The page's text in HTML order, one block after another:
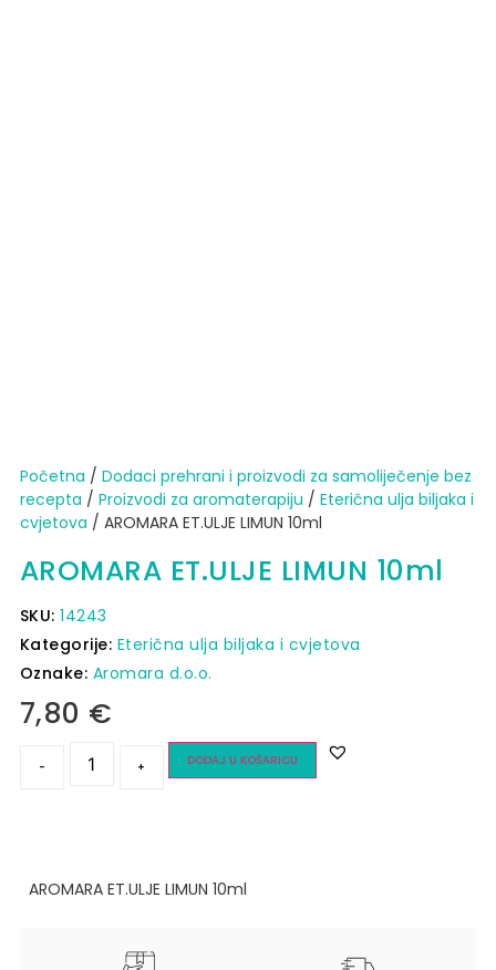
Početna / Dodaci prehrani i proizvodi za samoliječenje bez
recepta / Proizvodi za aromaterapiju / Eterična ulja biljaka i
cvjetova / AROMARA ET.ULJE LIMUN 10ml
AROMARA ET.ULJE LIMUN 10ml
SKU:14243
Kategorije: Eterična ulja biljaka i cvjetova
Oznake: Aromara d.o.o.
7,80 €
- + DODAJ U KOŠARICU
AROMARA ET.ULJE LIMUN 10ml